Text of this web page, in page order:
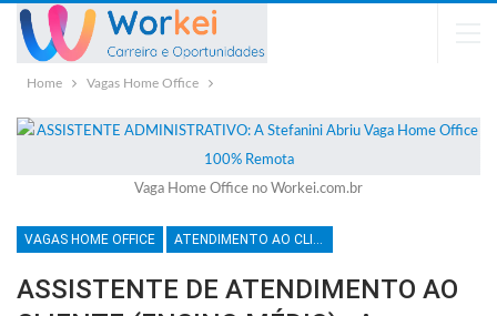
Home Vagas Home Office
Vaga Home Office no Workei.com.br
VAGAS HOME OFFICE ATENDIMENTO AO CLIENTE
ASSISTENTE DE ATENDIMENTO AO